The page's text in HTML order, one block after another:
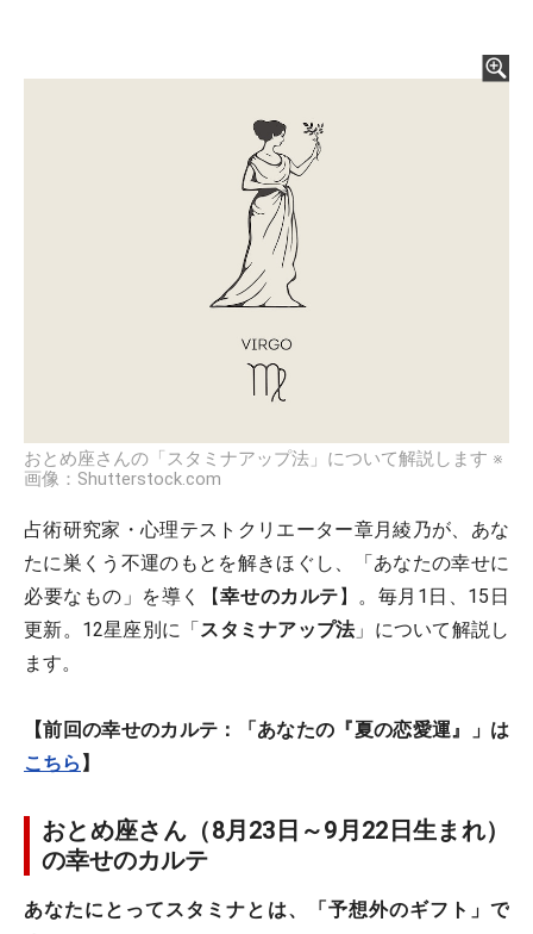
おとめ座さんの「スタミナアップ法」について解説します ※
画像：Shutterstock.com
占術研究家・心理テストクリエーター章月綾乃が、あな
たに巣くう不運のもとを解きほぐし、「あなたの幸せに
必要なもの」を導く【幸せのカルテ】。毎月1日、15日
更新。12星座別に「スタミナアップ法」について解説し
ます。
【前回の幸せのカルテ：「あなたの『夏の恋愛運』」は
こちら 】
おとめ座さん（8月23日～9月22日生まれ）
の幸せのカルテ
あなたにとってスタミナとは、「予想外のギフト」で